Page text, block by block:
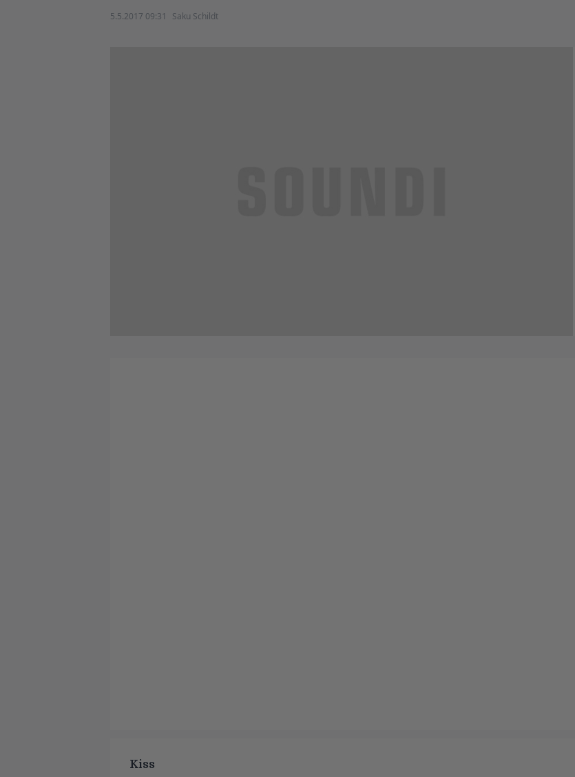
5.5.2017 09:31 Saku Schildt
Kiss